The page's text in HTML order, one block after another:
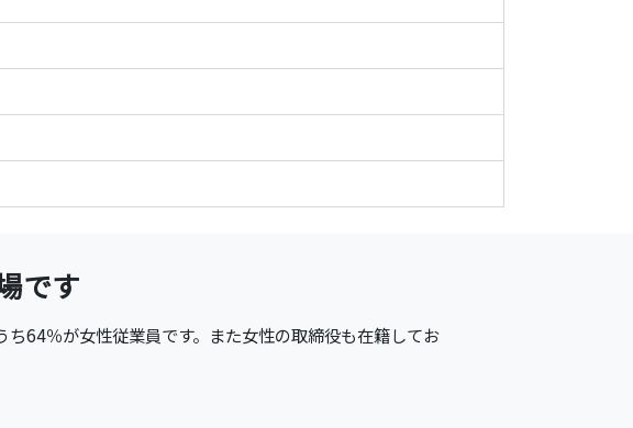
です
64％が女性従業員です。また女性の取締役も在籍してお